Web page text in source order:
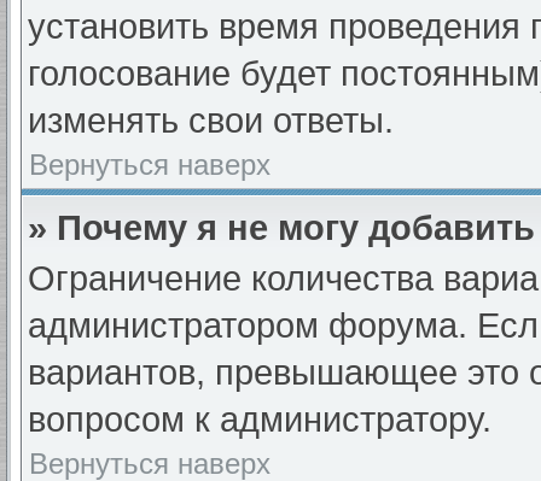
установить время проведения
голосование будет
изменять свои ответы.
Вернуться наверх
» Почему я не могу
Ограничение количества
администратором форума.
вариантов, превышающее это
вопросом к администратору.
Вернуться наверх